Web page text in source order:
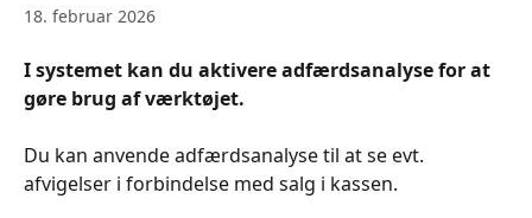
18. februar 2026
I systemet kan du aktivere adfærdsanalyse for at
gøre brug af værktøjet.
Du kan anvende adfærdsanalyse til at se evt.
afvigelser i forbindelse med salg i kassen.